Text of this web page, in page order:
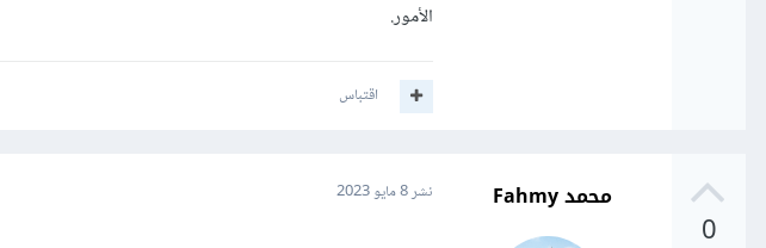
الأمور.
اقتباس
0
محمد Fahmy نشر8 مايو 2023